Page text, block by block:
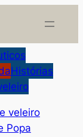
Histórias
veleiro
Popa